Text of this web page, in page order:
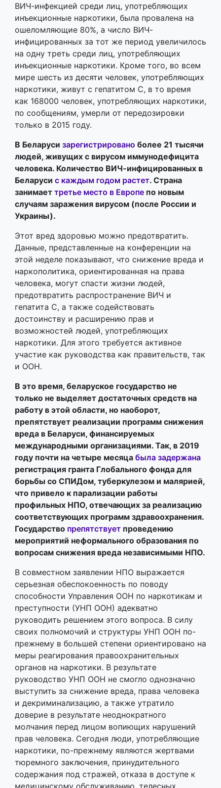
ВИЧ-инфекцией среди лиц, употребляющих
инъекционные наркотики, была провалена на
ошеломляющие 80%, а число ВИЧ-
инфицированных за тот же период увеличилось
на одну треть среди лиц, употребляющих
инъекционные наркотики. Кроме того, во всем
мире шесть из десяти человек, употребляющих
наркотики, живут с гепатитом С, в то время
как 168000 человек, употребляющих наркотики,
по сообщениям, умерли от передозировки
только в 2015 году.
В Беларуси зарегистрировано более 21 тысячи
людей, живущих с вирусом иммунодефицита
человека. Количество ВИЧ-инфицированных в
Беларуси с каждым годом растет. Страна
занимает третье место в Европе по новым
случаям заражения вирусом (после России и
Украины).
Этот вред здоровью можно предотвратить.
Данные, представленные на конференции на
этой неделе показывают, что снижение вреда и
наркополитика, ориентированная на права
человека, могут спасти жизни людей,
предотвратить распространение ВИЧ и
гепатита С, а также содействовать
достоинству и расширению прав и
возможностей людей, употребляющих
наркотики. Для этого требуется активное
участие как руководства как правительств, так
и ООН.
В это время, беларуское государство не
только не выделяет достаточных средств на
работу в этой области, но наоборот,
препятствует реализации программ снижения
вреда в Беларуси, финансируемых
международными организациями. Так, в 2019
году почти на четыре месяца была задержана
регистрация гранта Глобального фонда для
борьбы со СПИДом, туберкулезом и малярией,
что привело к парализации работы
профильных НПО, отвечающих за реализацию
соответствующих программ здравоохранения.
Государство препятствует проведению
мероприятий неформального образования по
вопросам снижения вреда независимыми НПО.
В совместном заявлении НПО выражается
серьезная обеспокоенность по поводу
способности Управления ООН по наркотикам и
преступности (УНП ООН) адекватно
руководить решением этого вопроса. В силу
своих полномочий и структуры УНП ООН по-
прежнему в большей степени ориентировано на
меры реагирования правоохранительных
органов на наркотики. В результате
руководство УНП ООН не смогло однозначно
выступить за снижение вреда, права человека
и декриминализацию, а также утратило
доверие в результате неоднократного
молчания перед лицом вопиющих нарушений
прав человека. Сегодня люди, употребляющие
наркотики, по-прежнему являются жертвами
тюремного заключения, принудительного
содержания под стражей, отказа в доступе к
медицинскому обслуживанию, телесных